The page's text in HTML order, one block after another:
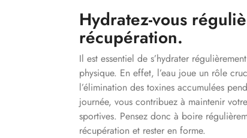
Hydratez-vous
récupération.
Il est essentiel de s’hydrater
physique. En effet, l’eau joue un rôle
l’élimination des toxines accumulées
journée, vous contribuez à maintenir
sportives. Pensez donc à boire
récupération et rester en forme.